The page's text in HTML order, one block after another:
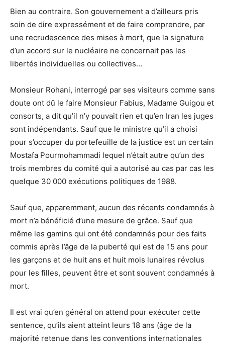
Bien au contraire. Son gouvernement a d’ailleurs pris
soin de dire expressément et de faire comprendre, par
une recrudescence des mises à mort, que la signature
d’un accord sur le nucléaire ne concernait pas les
libertés individuelles ou collectives…
Monsieur Rohani, interrogé par ses visiteurs comme sans
doute ont dû le faire Monsieur Fabius, Madame Guigou et
consorts, a dit qu’il n’y pouvait rien et qu’en Iran les juges
sont indépendants. Sauf que le ministre qu’il a choisi
pour s’occuper du portefeuille de la justice est un certain
Mostafa Pourmohammadi lequel n’était autre qu’un des
trois membres du comité qui a autorisé au cas par cas les
quelque 30 000 exécutions politiques de 1988.
Sauf que, apparemment, aucun des récents condamnés à
mort n’a bénéficié d’une mesure de grâce. Sauf que
même les gamins qui ont été condamnés pour des faits
commis après l’âge de la puberté qui est de 15 ans pour
les garçons et de huit ans et huit mois lunaires révolus
pour les filles, peuvent être et sont souvent condamnés à
mort.
Il est vrai qu’en général on attend pour exécuter cette
sentence, qu’ils aient atteint leurs 18 ans (âge de la
majorité retenue dans les conventions internationales